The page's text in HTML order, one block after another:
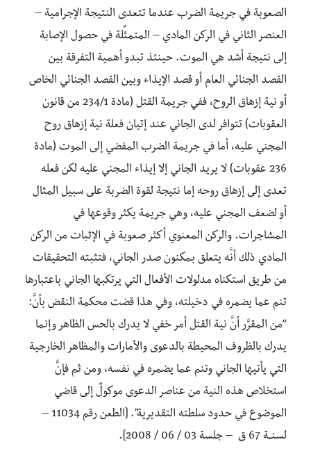
الصعوبة في جريمة الضرب عندما تتعدى النتيجة الإجرامية –
العنصر الثاني في الركن المادي – المتمثِّلة في حصول الإصابة
إلى نتيجة أشد هي الموت. حينئذ تبدو أهمية التفرقة بين
القصد الجنائي العام أو قصد الإيذاء وبين القصد الجنائي الخاص
أو نية إزهاق الروح، ففي جريمة القتل (مادة 234/1 من قانون
العقوبات) تتوافر لدى الجاني عند إتيان فعلة نية إزهاق روح
المجني عليه، أما في جريمة الضرب المفضي إلى الموت (مادة
236 عقوبات) لا يريد الجاني إلا إيذاء المجني عليه لكن فعله
تعدى إلى إزهاق روحه إما نتيجة لقوة الضربة على سبيل المثال
أو لضعف المجني عليه، وهي جريمة يكثر وقوعها في
المشاجرات. والركن المعنوي أكثر صعوبة في الإثبات من الركن
المادي ذلك أنَّه يتعلق بمكنون صدر الجاني، فتثبته التحقيقات
من طريق استكناه مدلولات الأفعال التي يرتكبها الجاني باعتبارها
تنم عما يضمره في دخيلته، وفي هذا قضت محكمة النقض بأنَّ:
“من المقرَّر أنَّ نية القتل أمر خفي لا يدرك بالحس الظاهر وإنما
يدرك بالظروف المحيطة بالدعوى والأمارات والمظاهر الخارجية
التي يأتيها الجاني وتنم عما يضمره في نفسه، ومن ثم فإنَّ
استخلاص هذه النية من عناصر الدعوى موكولٌ إلى قاضي
الموضوع في حدود سلطته التقديرية”. [الطعن رقم 11034 –
لسنــة 67 ق – جلسة 03 / 06 / 2008].